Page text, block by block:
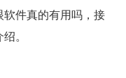
件真的有用吗，接
。